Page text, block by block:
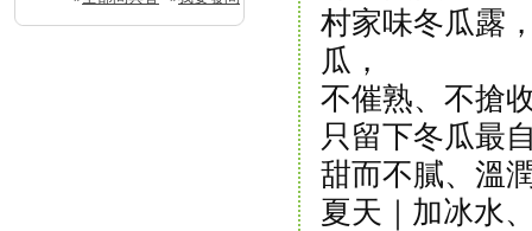
村家味冬瓜露
瓜，
不催熟、不搶
只留下冬瓜最
甜而不膩、溫
夏天｜加冰水